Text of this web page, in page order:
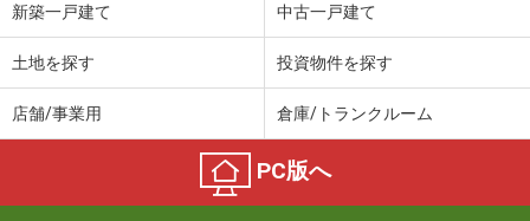
新築一戸建て 中古一戸建て
土地を探す 投資物件を探す
店舗/事業用 倉庫/トランクルーム
PC版へ